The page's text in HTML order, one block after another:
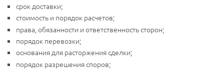
срок доставки;
стоимость и порядок расчетов;
права, обязанности и ответственность сторон;
порядок перевозки;
основания для расторжения сделки;
порядок разрешения споров;